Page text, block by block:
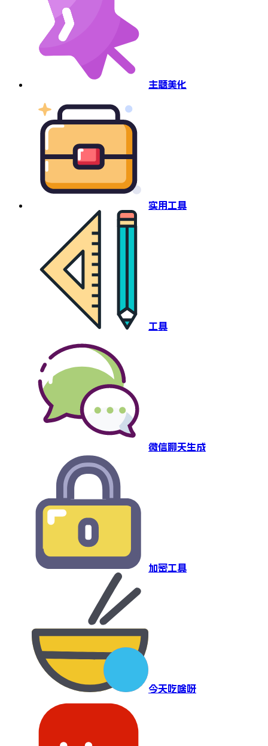
主题美化
实用工具
工具
微信聊天生成
加密工具
今天吃啥呀